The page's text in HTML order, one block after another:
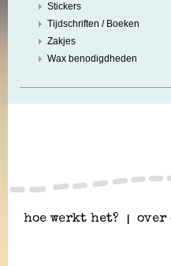
Stickers
Tijdschriften / Boeken
Zakjes
Wax benodigdheden
hoe werkt het? over